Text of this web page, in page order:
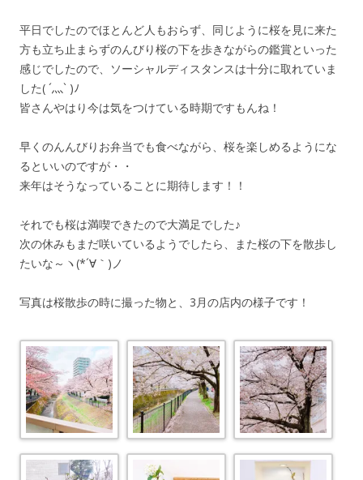
平日でしたのでほとんど人もおらず、同じように桜を見に来た
方も立ち止まらずのんびり桜の下を歩きながらの鑑賞といった
感じでしたので、ソーシャルディスタンスは十分に取れていま
した( ´灬` )ﾉ
皆さんやはり今は気をつけている時期ですもんね！
早くのんんびりお弁当でも食べながら、桜を楽しめるようにな
るといいのですが・・
来年はそうなっていることに期待します！！
それでも桜は満喫できたので大満足でした♪
次の休みもまだ咲いているようでしたら、また桜の下を散歩し
たいな～ヽ(*´∀｀)ノ
写真は桜散歩の時に撮った物と、3月の店内の様子です！